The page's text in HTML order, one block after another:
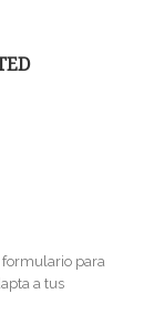
formulario para
a tus